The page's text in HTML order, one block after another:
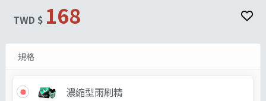
TWD $ 168
規格
濃縮型雨刷精